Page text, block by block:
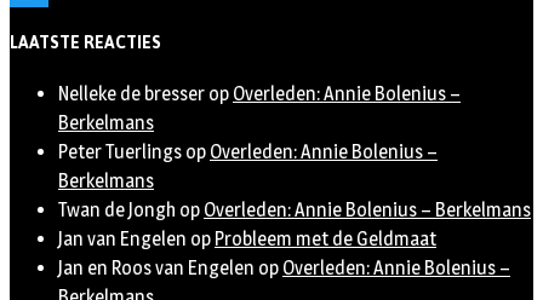
LAATSTE REACTIES
Nelleke de bresser op Overleden: Annie Bolenius –
Berkelmans
Peter Tuerlings op Overleden: Annie Bolenius –
Berkelmans
Twan de Jongh op Overleden: Annie Bolenius – Berkelmans
Jan van Engelen op Probleem met de Geldmaat
Jan en Roos van Engelen op Overleden: Annie Bolenius –